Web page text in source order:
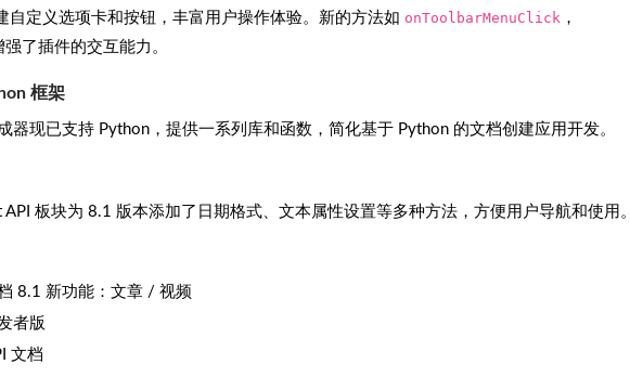
自定义选项卡和按钮，丰富用户操作体验。新的方法如 onToolbarMenuClick ，
强了插件的交互能力。
框架
器现已支持 Python，提供一系列库和函数，简化基于 Python 的文档创建应用开发。
API 板块为 8.1 版本添加了日期格式、文本属性设置等多种方法，方便用户导航和使用。
8.1 新功能：文章 / 视频
者版
文档